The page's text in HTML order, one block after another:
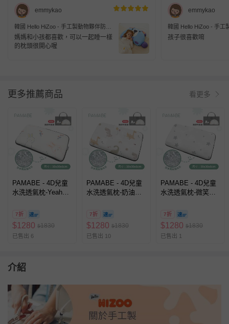
emmykao
韓國 Hello HiZoo - 手工製動物夥伴防蟎
抗菌兒童枕-守護熊 (大W50xH70cm)
媽媽和小孩都喜歡，可以一起睡一樣
的枕頭很開心喔
emmykao
韓國 Hello HiZoo - 手工
抗菌兒童枕-守護熊 (小
孩子很喜歡唷
更多推薦商品 看更多
PAMABE - 4D兒童
水洗透氣枕-Yeah柔
(50x30x6cm)
7折
$1280 $1830
已售出 6
PAMABE - 4D兒童
水洗透氣枕-奶油恐
7折
$1280 $1830
已售出 10
PAMABE - 4D兒童
水洗透氣枕-微笑星
7折
$1280 $1830
已售出 1
介紹